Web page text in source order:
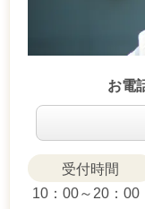
お電
受付時間
10：00～20：00